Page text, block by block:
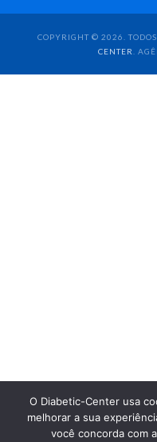
COPYRIGHT © 2026.
CENTER
.
O Diabetic-Center usa
melhorar a sua
você concorda com